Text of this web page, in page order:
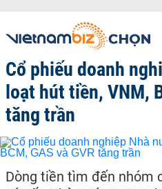
Cổ phiếu doanh
loạt hút tiền, VNM,
tăng trần
Dòng tiền tìm đến nhóm